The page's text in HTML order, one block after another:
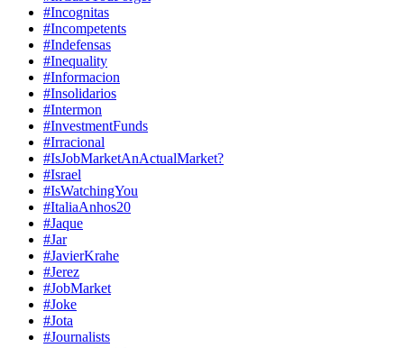
#Incognitas
#Incompetents
#Indefensas
#Inequality
#Informacion
#Insolidarios
#Intermon
#InvestmentFunds
#Irracional
#IsJobMarketAnActualMarket?
#Israel
#IsWatchingYou
#ItaliaAnhos20
#Jaque
#Jar
#JavierKrahe
#Jerez
#JobMarket
#Joke
#Jota
#Journalists